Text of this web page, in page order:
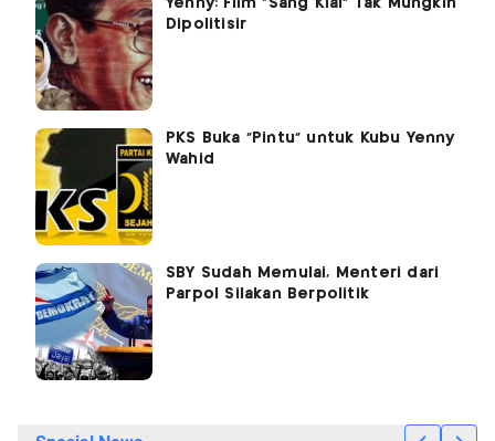
Yenny: Film "Sang Kiai" Tak Mungkin
Dipolitisir
PKS Buka "Pintu" untuk Kubu Yenny
Wahid
SBY Sudah Memulai, Menteri dari
Parpol Silakan Berpolitik